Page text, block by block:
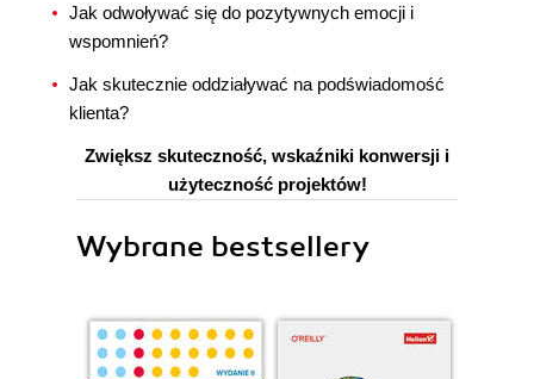
Jak odwoływać się do pozytywnych emocji i
wspomnień?
Jak skutecznie oddziaływać na podświadomość
klienta?
Zwiększ skuteczność, wskaźniki konwersji i
użyteczność projektów!
Wybrane bestsellery